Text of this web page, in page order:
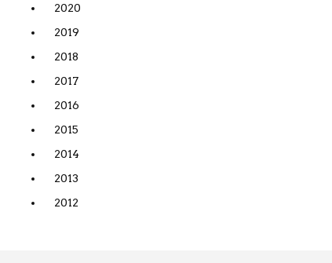
2020
2019
2018
2017
2016
2015
2014
2013
2012